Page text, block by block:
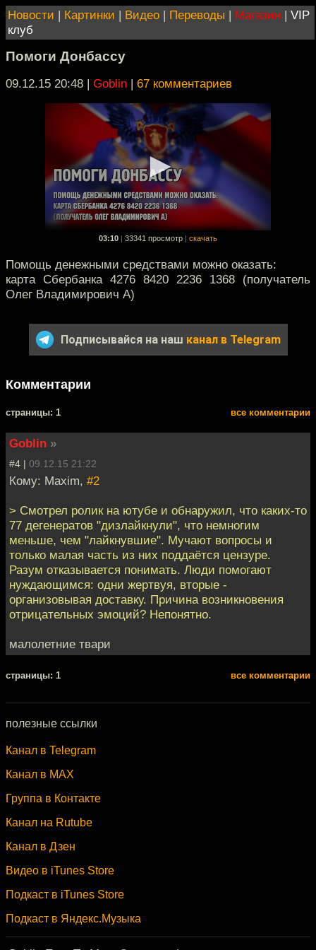
Новости | Картинки | Видео | Переводы | Магазин | VIP
клуб
Помоги Донбассу
09.12.15 20:48 | Goblin | 67 комментариев
03:10 33341 просмотр скачать
Помощь денежными средствами можно оказать:
карта Сбербанка 4276 8420 2236 1368 (получатель
Олег Владимирович А)
Подписывайся на наш канал в Telegram
Комментарии
cтраницы: 1 все комментарии
Goblin »
#4 | 09.12.15 21:22
Кому: Maxim, #2
> Смотрел ролик на ютубе и обнаружил, что каких-то
77 дегенератов "дизлайкнули", что немногим
меньше, чем "лайкнувшие". Мучают вопросы и
только малая часть из них поддаётся цензуре.
Разум отказывается понимать. Люди помогают
нуждающимся: одни жертвуя, вторые -
организовывая доставку. Причина возникновения
отрицательных эмоций? Непонятно.
малолетние твари
cтраницы: 1 все комментарии
полезные ссылки
Канал в Telegram
Канал в MAX
Группа в Контакте
Канал на Rutube
Канал в Дзен
Видео в iTunes Store
Подкаст в iTunes Store
Подкаст в Яндекс.Музыка